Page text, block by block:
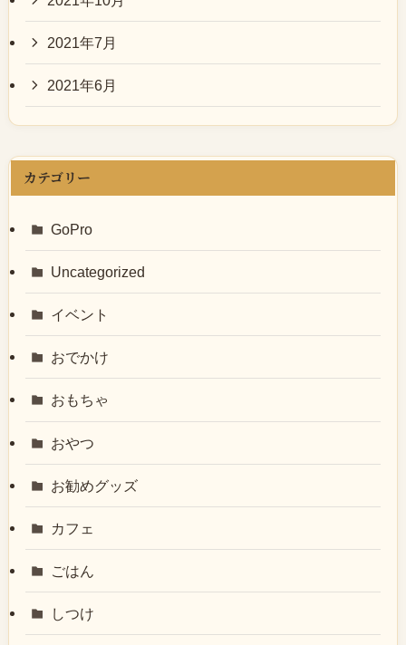
2021年7月
2021年6月
カテゴリー
GoPro
Uncategorized
イベント
おでかけ
おもちゃ
おやつ
お勧めグッズ
カフェ
ごはん
しつけ